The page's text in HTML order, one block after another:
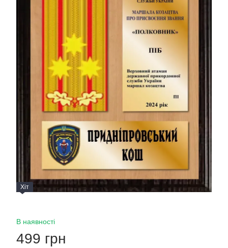
Хіт
В наявності
499 грн